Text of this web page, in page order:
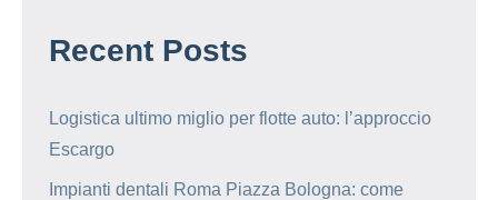
Recent Posts
Logistica ultimo miglio per flotte auto: l’approccio
Escargo
Impianti dentali Roma Piazza Bologna: come